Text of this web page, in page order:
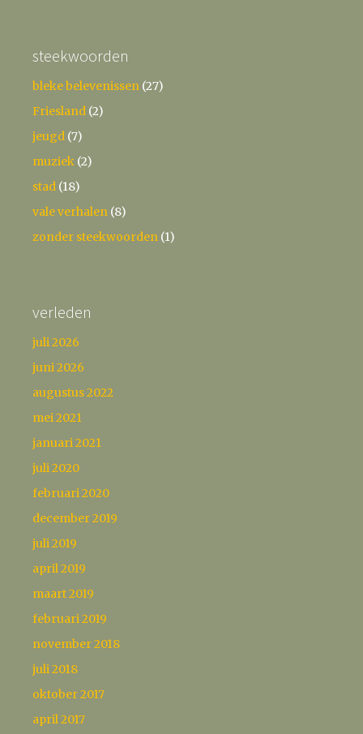
steekwoorden
bleke belevenissen (27)
Friesland (2)
jeugd (7)
muziek (2)
stad (18)
vale verhalen (8)
zonder steekwoorden (1)
verleden
juli 2026
juni 2026
augustus 2022
mei 2021
januari 2021
juli 2020
februari 2020
december 2019
juli 2019
april 2019
maart 2019
februari 2019
november 2018
juli 2018
oktober 2017
april 2017